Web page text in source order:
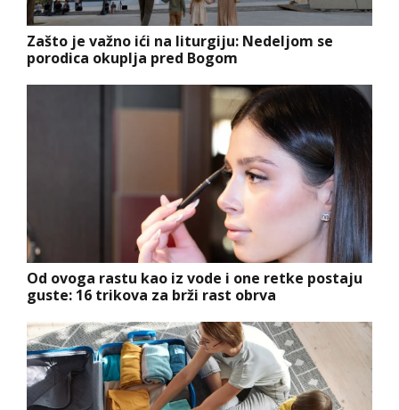
Zašto je važno ići na liturgiju: Nedeljom se
porodica okuplja pred Bogom
Od ovoga rastu kao iz vode i one retke postaju
guste: 16 trikova za brži rast obrva